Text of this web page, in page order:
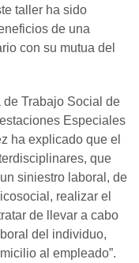
taller ha sido
de una
con su mutua del
de Trabajo Social de
Especiales
ha explicado que el
que
siniestro laboral, de
realizar el
de llevar a cabo
del individuo,
al empleado”.